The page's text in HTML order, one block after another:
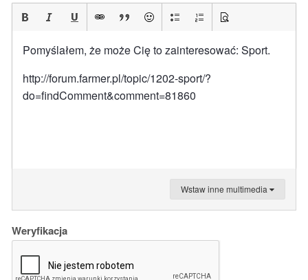
Pomyślałem, że może Cię to zainteresować: Sport.
http://forum.farmer.pl/topic/1202-sport/?
do=findComment&comment=81860
Wstaw inne multimedia
Weryfikacja